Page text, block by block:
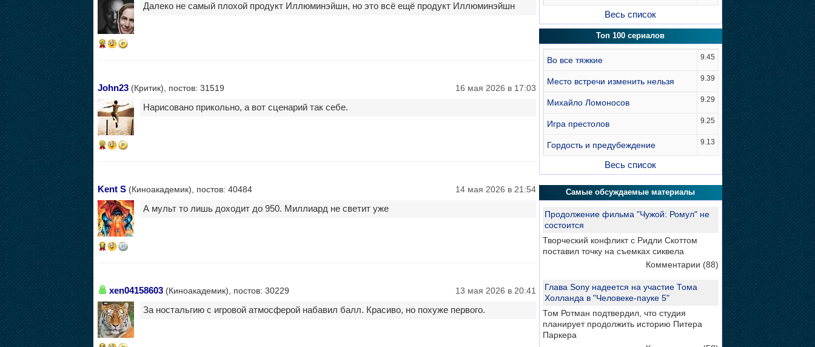
6
Далеко не самый плохой продукт Иллюминэйшн, но это всё ещё продукт Иллюминэйшн
John23(Критик), постов: 31519 16 мая 2026 в 17:03
9
Нарисовано прикольно, а вот сценарий так себе.
Kent S(Киноакадемик), постов: 40484 14 мая 2026 в 21:54
14
А мульт то лишь доходит до 950. Миллиард не светит уже
xen04158603(Киноакадемик), постов: 30229 13 мая 2026 в 20:41
За ностальгию с игровой атмосферой набавил балл. Красиво, но похуже первого.
Весь список
Топ 100 сериалов
Во все тяжкие 9.45
Место встречи изменить нельзя 9.39
Михайло Ломоносов 9.29
Игра престолов 9.25
Гордость и предубеждение 9.13
Весь список
Самые обсуждаемые материалы
Продолжение фильма "Чужой: Ромул" не
состоится
Творческий конфликт с Ридли Скоттом
поставил точку на съемках сиквела
Комментарии (88)
Глава Sony надеется на участие Тома
Холланда в "Человеке-пауке 5"
Том Ротман подтвердил, что студия
планирует продолжить историю Питера
Паркера